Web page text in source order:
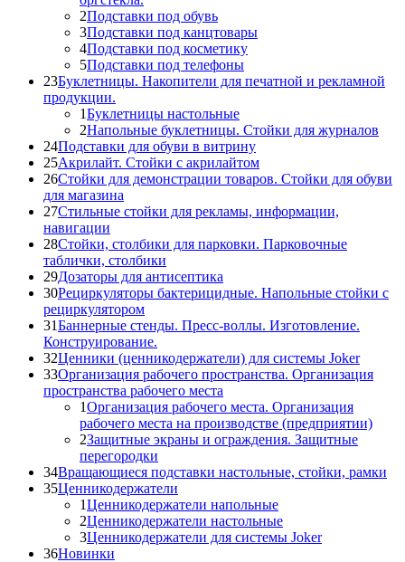
2Подставки под обувь
3Подставки под канцтовары
4Подставки под косметику
5Подставки под телефоны
23Буклетницы. Накопители для печатной и рекламной
продукции.
1Буклетницы настольные
2Напольные буклетницы. Стойки для журналов
24Подставки для обуви в витрину
25Акрилайт. Стойки с акрилайтом
26Стойки для демонстрации товаров. Стойки для обуви
для магазина
27Стильные стойки для рекламы, информации,
навигации
28Стойки, столбики для парковки. Парковочные
таблички, столбики
29Дозаторы для антисептика
30Рециркуляторы бактерицидные. Напольные стойки с
рециркулятором
31Баннерные стенды. Пресс-воллы. Изготовление.
Конструирование.
32Ценники (ценникодержатели) для системы Joker
33Организация рабочего пространства. Организация
пространства рабочего места
1Организация рабочего места. Организация
рабочего места на производстве (предприятии)
2Защитные экраны и ограждения. Защитные
перегородки
34Вращающиеся подставки настольные, стойки, рамки
35Ценникодержатели
1Ценникодержатели напольные
2Ценникодержатели настольные
3Ценникодержатели для системы Joker
36Новинки